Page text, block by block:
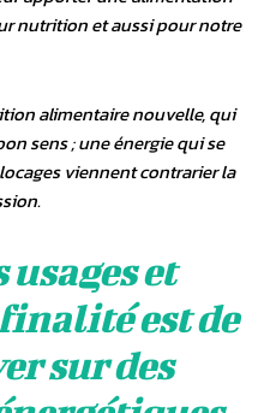
nutrition et aussi pour notre
alimentaire nouvelle, qui
sens ; une énergie qui se
viennent contrarier la
usages et
est de
sur des